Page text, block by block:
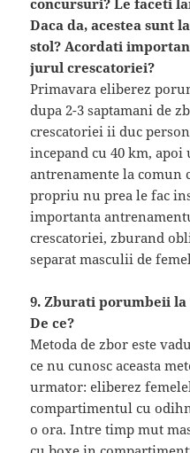
concursuri? Le faceti
Daca da, acestea sunt
stol? Acordati
jurul crescatoriei?
Primavara eliberez
dupa 2-3 saptamani de
crescatoriei ii duc
incepand cu 40 km, apoi
antrenamente la comun
propriu nu prea le fac
importanta
crescatoriei, zburand
separat masculii de
9. Zburati porumbeii
De ce?
Metoda de zbor este
ce nu cunosc aceasta
urmator: eliberez
compartimentul cu
o ora. Intre timp mut